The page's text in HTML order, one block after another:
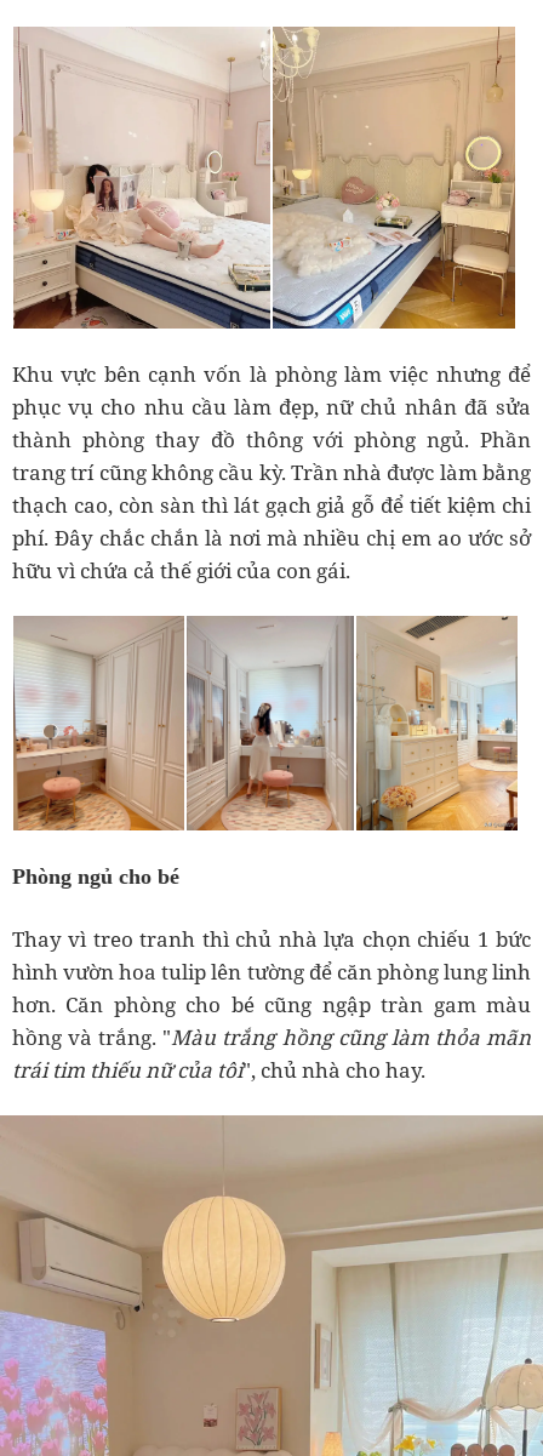
Khu vực bên cạnh vốn là phòng làm việc nhưng để
phục vụ cho nhu cầu làm đẹp, nữ chủ nhân đã sửa
thành phòng thay đồ thông với phòng ngủ. Phần
trang trí cũng không cầu kỳ. Trần nhà được làm bằng
thạch cao, còn sàn thì lát gạch giả gỗ để tiết kiệm chi
phí. Đây chắc chắn là nơi mà nhiều chị em ao ước sở
hữu vì chứa cả thế giới của con gái.
Phòng ngủ cho bé
Thay vì treo tranh thì chủ nhà lựa chọn chiếu 1 bức
hình vườn hoa tulip lên tường để căn phòng lung linh
hơn. Căn phòng cho bé cũng ngập tràn gam màu
hồng và trắng. "Màu trắng hồng cũng làm thỏa mãn
trái tim thiếu nữ của tôi", chủ nhà cho hay.